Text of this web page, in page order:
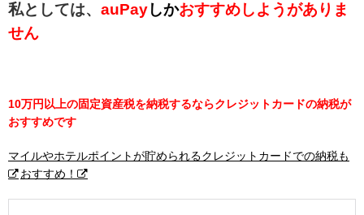
私としては、 auPayしかおすすめしようがありま
せん
10万円以上の固定資産税を納税するならクレジットカードの納税が
おすすめです
マイルやホテルポイントが貯められるクレジットカードでの納税も
おすすめ！